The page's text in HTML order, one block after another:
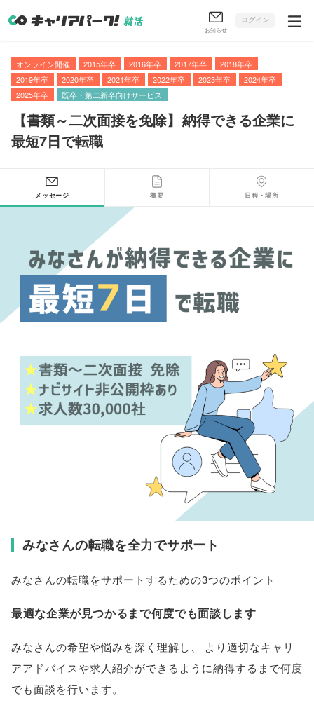
お知らせ
ログイン
オンライン開催 2015年卒 2016年卒 2017年卒
2018年卒
2019年卒
2020年卒 2021年卒 2022年卒 2023年卒
2024年卒
2025年卒
既卒・第二新卒向けサービス
【書類～二次面接を免除】 納得できる企業に
最短7日で転職
メッセージ 概要 日程・場所
みなさんの転職を全力でサポート
みなさんの転職をサポートするための3つのポイント
最適な企業が見つかるまで何度でも面談します
みなさんの希望や悩みを深く理解し 、
より適切なキャリ
アアドバイスや求人紹介ができるように納得するまで何度
でも面談を行います。